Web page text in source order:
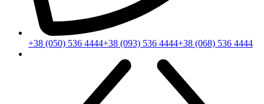
+38 (050) 536 4444+38 (093) 536 4444+38 (068) 536 4444